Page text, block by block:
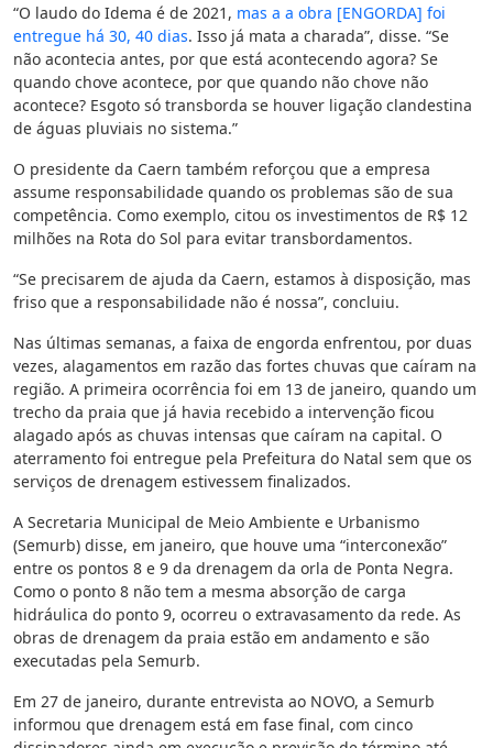
“O laudo do Idema é de 2021, mas a a obra [ENGORDA] foi
entregue há 30, 40 dias. Isso já mata a charada”, disse. “Se
não acontecia antes, por que está acontecendo agora? Se
quando chove acontece, por que quando não chove não
acontece? Esgoto só transborda se houver ligação clandestina
de águas pluviais no sistema.”
O presidente da Caern também reforçou que a empresa
assume responsabilidade quando os problemas são de sua
competência. Como exemplo, citou os investimentos de R$ 12
milhões na Rota do Sol para evitar transbordamentos.
“Se precisarem de ajuda da Caern, estamos à disposição, mas
friso que a responsabilidade não é nossa”, concluiu.
Nas últimas semanas, a faixa de engorda enfrentou, por duas
vezes, alagamentos em razão das fortes chuvas que caíram na
região. A primeira ocorrência foi em 13 de janeiro, quando um
trecho da praia que já havia recebido a intervenção ficou
alagado após as chuvas intensas que caíram na capital. O
aterramento foi entregue pela Prefeitura do Natal sem que os
serviços de drenagem estivessem finalizados.
A Secretaria Municipal de Meio Ambiente e Urbanismo
(Semurb) disse, em janeiro, que houve uma “interconexão”
entre os pontos 8 e 9 da drenagem da orla de Ponta Negra.
Como o ponto 8 não tem a mesma absorção de carga
hidráulica do ponto 9, ocorreu o extravasamento da rede. As
obras de drenagem da praia estão em andamento e são
executadas pela Semurb.
Em 27 de janeiro, durante entrevista ao NOVO, a Semurb
informou que drenagem está em fase final, com cinco